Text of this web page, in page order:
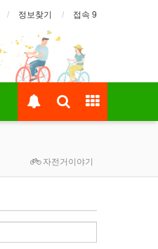
정보찾기 접속 9
자전거이야기